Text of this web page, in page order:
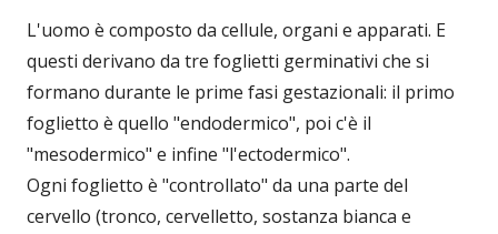
L'uomo è composto da cellule, organi e apparati. E
questi derivano da tre foglietti germinativi che si
formano durante le prime fasi gestazionali: il primo
foglietto è quello "endodermico", poi c'è il
"mesodermico" e infine "l'ectodermico".
Ogni foglietto è "controllato" da una parte del
cervello (tronco, cervelletto, sostanza bianca e